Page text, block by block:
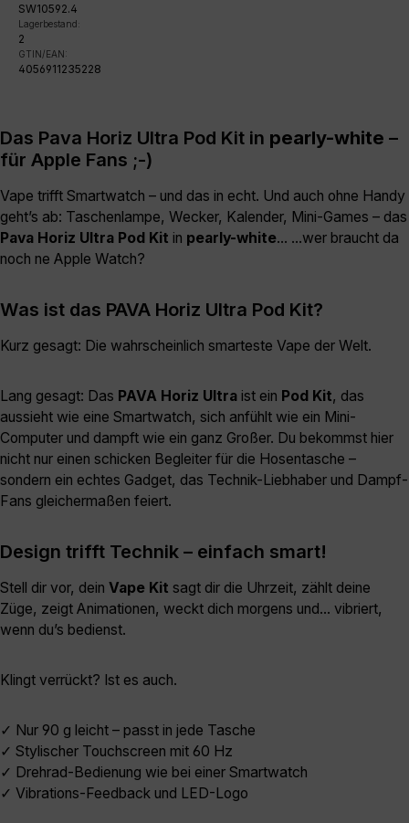
SW10592.4
Lagerbestand:
2
GTIN/EAN:
4056911235228
Das Pava Horiz Ultra Pod Kit in pearly-white –
für Apple Fans ;-)
Vape trifft Smartwatch – und das in echt. Und auch ohne Handy
geht’s ab: Taschenlampe, Wecker, Kalender, Mini-Games – das
Pava Horiz Ultra Pod Kit in pearly-white... ...wer braucht da
noch ne Apple Watch?
Was ist das PAVA Horiz Ultra Pod Kit?
Kurz gesagt: Die wahrscheinlich smarteste Vape der Welt.
Lang gesagt: Das PAVA Horiz Ultra ist ein Pod Kit, das
aussieht wie eine Smartwatch, sich anfühlt wie ein Mini-
Computer und dampft wie ein ganz Großer. Du bekommst hier
nicht nur einen schicken Begleiter für die Hosentasche –
sondern ein echtes Gadget, das Technik-Liebhaber und Dampf-
Fans gleichermaßen feiert.
Design trifft Technik – einfach smart!
Stell dir vor, dein Vape Kit sagt dir die Uhrzeit, zählt deine
Züge, zeigt Animationen, weckt dich morgens und... vibriert,
wenn du’s bedienst.
Klingt verrückt? Ist es auch.
✓ Nur 90 g leicht – passt in jede Tasche
✓ Stylischer Touchscreen mit 60 Hz
✓ Drehrad-Bedienung wie bei einer Smartwatch
✓ Vibrations-Feedback und LED-Logo